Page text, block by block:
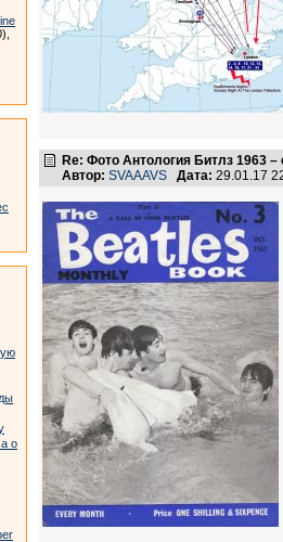
о
Re: Фото Антология Битлз 1963 –
Автор: SVAAAVS Дата: 29.01.17